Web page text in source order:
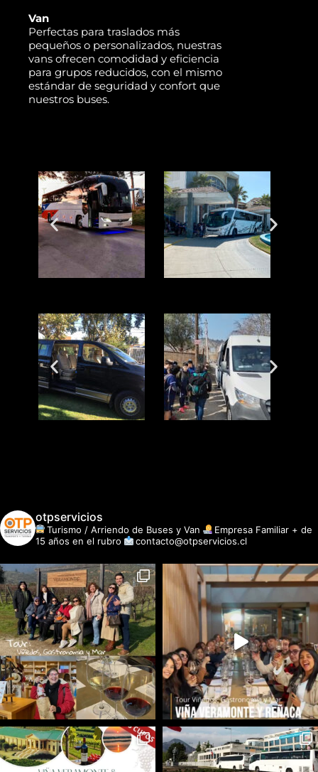
Van
Perfectas para traslados más
pequeños o personalizados, nuestras
vans ofrecen comodidad y eficiencia
para grupos reducidos, con el mismo
estándar de seguridad y confort que
nuestros buses.
otpservicios
Turismo / Arriendo de Buses y Van
Empresa Familiar + de
15 años en el rubro
contacto@otpservicios.cl